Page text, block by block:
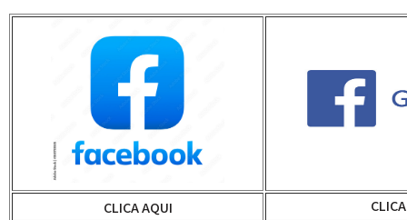
CLICA AQUI